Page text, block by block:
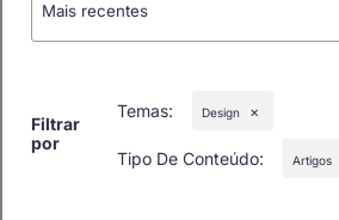
Mais recentes
Filtrar
por
Temas: Design ✕
Tipo De Conteúdo: Artigos